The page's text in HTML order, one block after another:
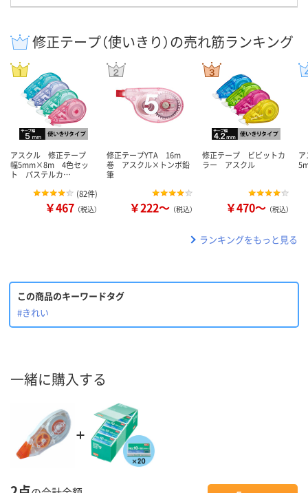
修正テープ（使いきり）の売れ筋ランキング
アスクル 修正テープ
幅5mm×8m 4色セッ
ト パステルカ…
(82件)
￥467 （税込）
修正テープYTA 16m
巻 アスクル×トンボ鉛
筆
￥222～ （税込）
修正テープ ビビットカ
ラー アスクル
￥470～ （税込）
ランキングをもっと見る
この商品のキーワードタグ
#きれい
一緒に購入する